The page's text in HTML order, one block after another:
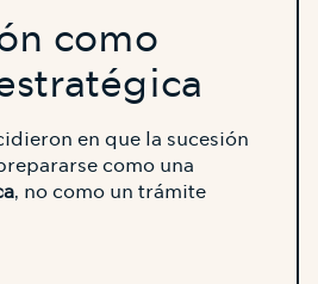
como
en que la sucesión
como una
, no como un trámite